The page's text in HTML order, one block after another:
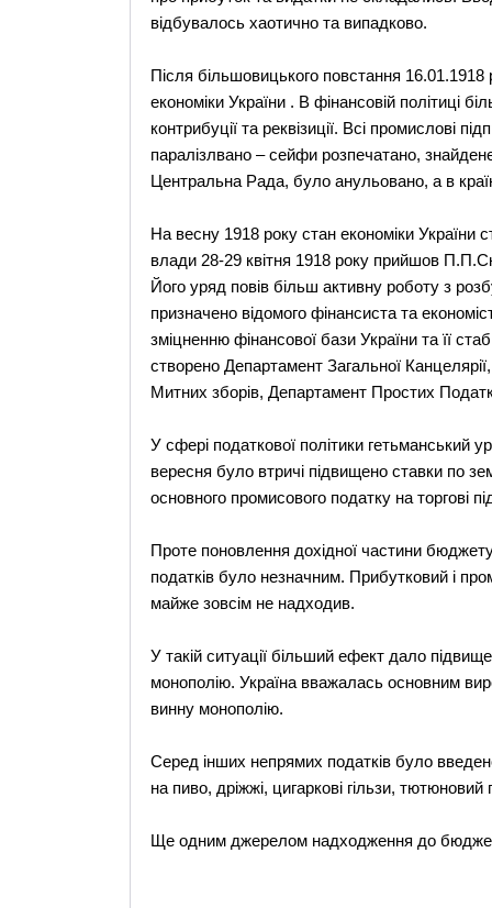
відбувалось хаотично та випадково.
Після більшовицького повстання
економіки України . В фінансовій політиці
контрибуції та реквізиції. Всі промислові
паралізлвано – сейфи розпечатано,
Центральна Рада, було анульовано, а в
На весну 1918 року стан економіки України
влади 28-29 квітня 1918 року прийшов
Його уряд повів більш активну роботу з
призначено відомого фінансиста та
зміцненню фінансової бази України та її
створено Департамент Загальної
Митних зборів, Департамент Простих
У сфері податкової політики гетьманський
вересня було втричі підвищено ставки по
основного промисового податку на торгові
Проте поновлення дохідної частини
податків було незначним. Прибутковий і
майже зовсім не надходив.
У такій ситуації більший ефект дало
монополію. Україна вважалась основним
винну монополію.
Серед інших непрямих податків було
на пиво, дріжжі, цигаркові гільзи,
Ще одним джерелом надходження до